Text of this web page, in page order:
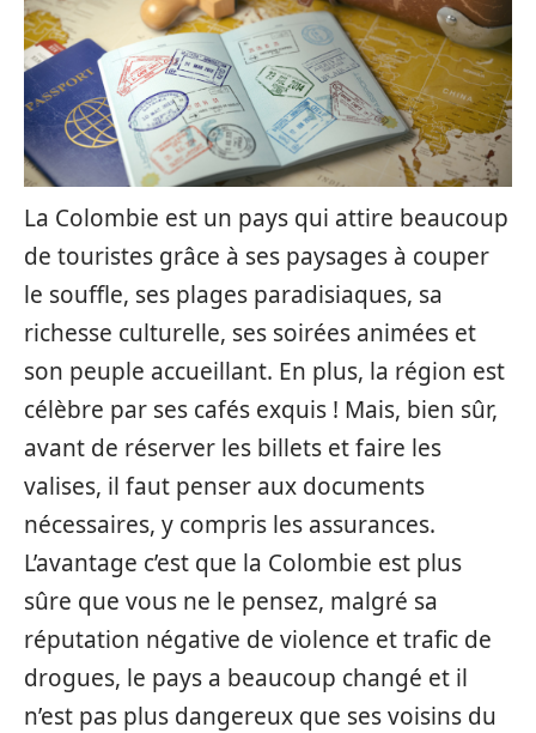
La Colombie est un pays qui attire beaucoup
de touristes grâce à ses paysages à couper
le souffle, ses plages paradisiaques, sa
richesse culturelle, ses soirées animées et
son peuple accueillant. En plus, la région est
célèbre par ses cafés exquis ! Mais, bien sûr,
avant de réserver les billets et faire les
valises, il faut penser aux documents
nécessaires, y compris les assurances.
L’avantage c’est que la Colombie est plus
sûre que vous ne le pensez, malgré sa
réputation négative de violence et trafic de
drogues, le pays a beaucoup changé et il
n’est pas plus dangereux que ses voisins du